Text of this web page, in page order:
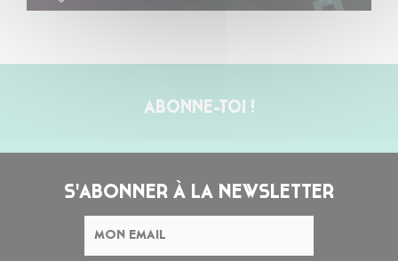
ABONNE-TOI !
S'ABONNER À LA NEWSLETTER